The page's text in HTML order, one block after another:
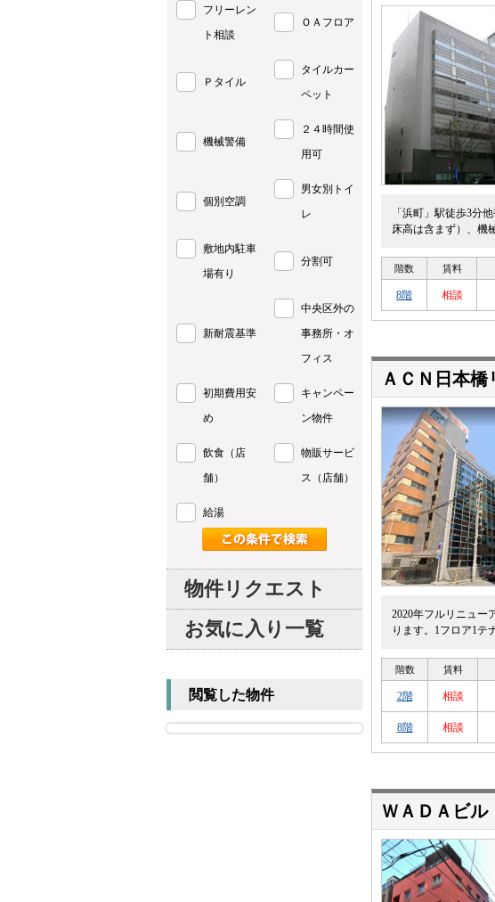
「浜町」駅徒歩3分
床高は含まず）、機
階数 賃料
8階 相談
ＡＣＮ日本
2020年フルリニュー
ります。1フロア1テ
階数 賃料
2階 相談
8階 相談
ＷＡＤＡビル
フリーレン
ト相談
ＯＡフロア
Ｐタイル
タイルカー
ペット
機械警備
２４時間使
用可
個別空調
男女別トイ
レ
敷地内駐車
場有り
分割可
新耐震基準
中央区外の
事務所・オ
フィス
初期費用安
め
キャンペー
ン物件
飲食（店
舗）
物販サービ
ス（店舗）
給湯
物件リクエスト
お気に入り一覧
閲覧した物件